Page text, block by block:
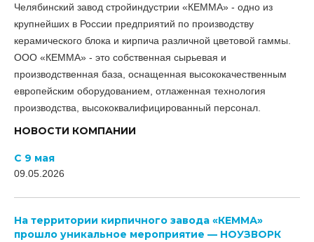
Челябинский завод стройиндустрии «КЕММА» - одно из
крупнейших в России предприятий по производству
керамического блока и кирпича различной цветовой гаммы.
ООО «КЕММА» - это собственная сырьевая и
производственная база, оснащенная высококачественным
европейским оборудованием, отлаженная технология
производства, высококвалифицированный персонал.
НОВОСТИ КОМПАНИИ
С 9 мая
09.05.2026
На территории кирпичного завода «КЕММА»
прошло уникальное мероприятие — НОУЗВОРК